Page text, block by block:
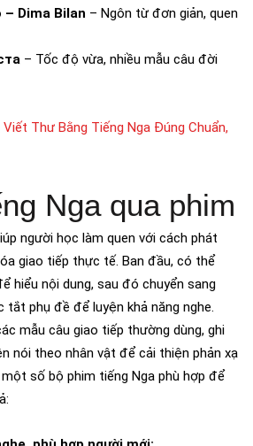
Dima Bilan – Ngôn từ đơn giản, quen
– Tốc độ vừa, nhiều mẫu câu đời
Viết Thư Bằng Tiếng Nga Đúng Chuẩn,
Nga qua phim
người học làm quen với cách phát
giao tiếp thực tế. Ban đầu, có thể
hiểu nội dung, sau đó chuyển sang
tắt phụ đề để luyện khả năng nghe.
mẫu câu giao tiếp thường dùng, ghi
nói theo nhân vật để cải thiện phản xạ
số bộ phim tiếng Nga phù hợp để